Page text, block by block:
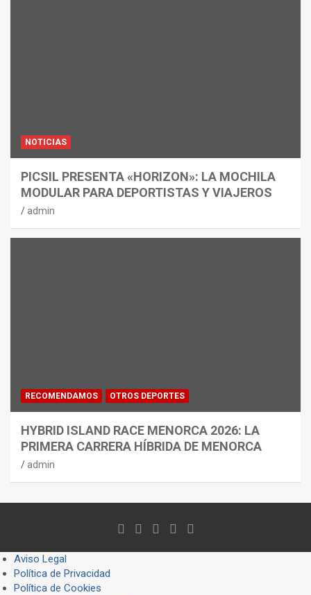
NOTICIAS
PICSIL PRESENTA «HORIZON»: LA MOCHILA
MODULAR PARA DEPORTISTAS Y VIAJEROS
admin
RECOMENDAMOS OTROS DEPORTES
HYBRID ISLAND RACE MENORCA 2026: LA
PRIMERA CARRERA HÍBRIDA DE MENORCA
admin
Aviso Legal
Política de Privacidad
Política de Cookies